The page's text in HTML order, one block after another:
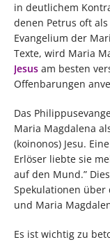
in deutlichem
denen Petrus oft
Evangelium der
Texte, wird Maria
Jesus am besten
Offenbarungen
Das
Maria Magdalena
(koinonos) Jesu.
Erlöser liebte sie
auf den Mund.”
Spekulationen über
und Maria
Es ist wichtig zu